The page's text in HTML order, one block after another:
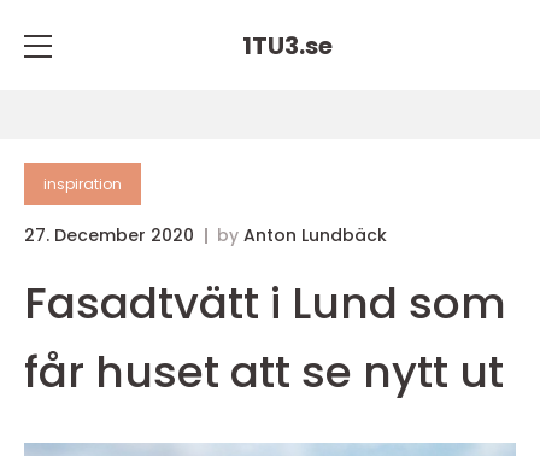
1TU3.se
inspiration
27. December 2020 by Anton Lundbäck
Fasadtvätt i Lund som
får huset att se nytt ut